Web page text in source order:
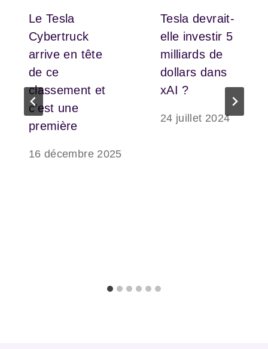
Le Tesla
Cybertruck
arrive en tête
de ce
classement et
c’est une
première
16 décembre 2025
Tesla devrait-
elle investir 5
milliards de
dollars dans
xAI ?
24 juillet 2024